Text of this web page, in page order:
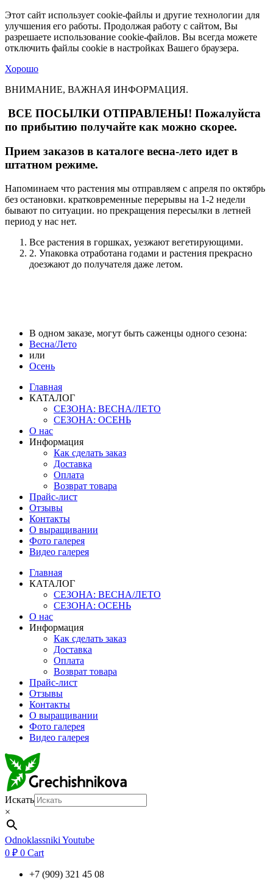
Этот сайт использует cookie-файлы и другие технологии для
улучшения его работы. Продолжая работу с сайтом, Вы
разрешаете использование cookie-файлов. Вы всегда можете
отключить файлы cookie в настройках Вашего браузера.
Хорошо
ВНИМАНИЕ, ВАЖНАЯ ИНФОРМАЦИЯ.
ВСЕ ПОСЫЛКИ ОТПРАВЛЕНЫ! Пожалуйста
по прибытию получайте как можно скорее.
Прием заказов в каталоге весна-лето идет в
штатном режиме.
Напоминаем что растения мы отправляем с апреля по октябрь
без остановки. кратковременные перерывы на 1-2 недели
бывают по ситуации. но прекращения пересылки в летней
период у нас нет.
Все растения в горшках, уезжают вегетирующими.
2. Упаковка отработана годами и растения прекрасно
доезжают до получателя даже летом.
В одном заказе, могут быть саженцы одного сезона:
Весна/Лето
или
Осень
Главная
КАТАЛОГ
СЕЗОНА: ВЕСНА/ЛЕТО
СЕЗОНА: ОСЕНЬ
О нас
Информация
Как сделать заказ
Доставка
Оплата
Возврат товара
Прайс-лист
Отзывы
Контакты
О выращивании
Фото галерея
Видео галерея
Главная
КАТАЛОГ
СЕЗОНА: ВЕСНА/ЛЕТО
СЕЗОНА: ОСЕНЬ
О нас
Информация
Как сделать заказ
Доставка
Оплата
Возврат товара
Прайс-лист
Отзывы
Контакты
О выращивании
Фото галерея
Видео галерея
Искать
×
Odnoklassniki Youtube
0 ₽ 0 Cart
+7 (909) 321 45 08